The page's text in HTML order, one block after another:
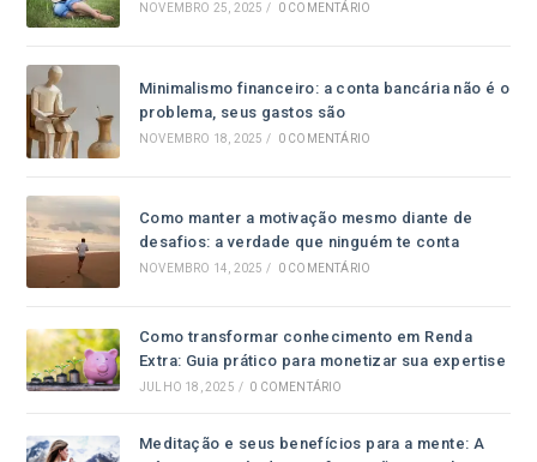
NOVEMBRO 25, 2025 / 0 COMENTÁRIO
Minimalismo financeiro: a conta bancária não é o
problema, seus gastos são
NOVEMBRO 18, 2025 / 0 COMENTÁRIO
Como manter a motivação mesmo diante de
desafios: a verdade que ninguém te conta
NOVEMBRO 14, 2025 / 0 COMENTÁRIO
Como transformar conhecimento em Renda
Extra: Guia prático para monetizar sua expertise
JULHO 18, 2025 / 0 COMENTÁRIO
Meditação e seus benefícios para a mente: A